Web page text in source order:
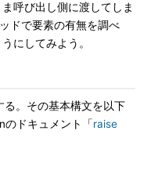
呼び出し側に渡してしま
ドで要素の有無を調べ
にしてみよう。
。その基本構文を以下
のドキュメント「raise